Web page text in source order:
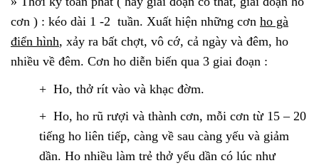
cơn ) : kéo dài 1 -2 tuần. Xuất hiện những cơn ho gà
điển hình, xảy ra bất chợt, vô cớ, cả ngày và đêm, ho
nhiều về đêm. Cơn ho diễn biến qua 3 giai đoạn :
+ Ho, thở rít vào và khạc đờm.
+ Ho, ho rũ rượi và thành cơn, mỗi cơn từ 15 – 20
tiếng ho liên tiếp, càng về sau càng yếu và giảm
dần. Ho nhiều làm trẻ thở yếu dần có lúc như